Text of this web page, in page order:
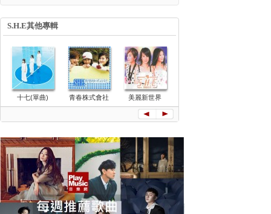
S.H.E其他專輯
十七(單曲) 青春株式會社 美麗新世界